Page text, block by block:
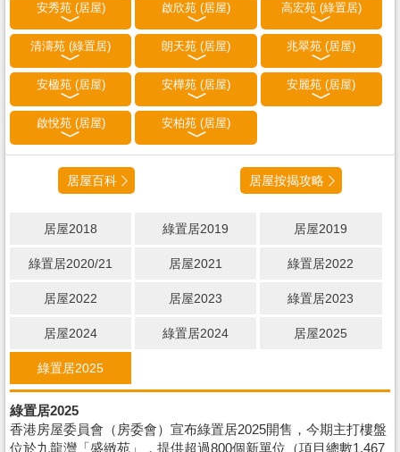
安秀苑 (居屋) 啟欣苑 (居屋) 高宏苑 (綠置居)
清濤苑 (綠置居) 朗天苑 (居屋) 兆翠苑 (居屋)
安楹苑 (居屋) 安樺苑 (居屋) 安麗苑 (居屋)
啟悅苑 (居屋) 安柏苑 (居屋)
居屋百科 居屋按揭攻略
居屋2018 綠置居2019 居屋2019
綠置居2020/21 居屋2021 綠置居2022
居屋2022 居屋2023 綠置居2023
居屋2024 綠置居2024 居屋2025
綠置居2025
綠置居2025
香港房屋委員會（房委會）宣布綠置居2025開售，今期主打樓盤
位於九龍灣「盛緻苑」，提供超過800個新單位（項目總數1,467